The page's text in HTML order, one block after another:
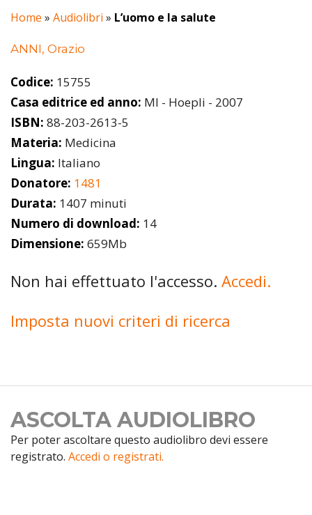
Home » Audiolibri » L’uomo e la salute
ANNI, Orazio
Codice: 15755
Casa editrice ed anno: MI - Hoepli - 2007
ISBN: 88-203-2613-5
Materia: Medicina
Lingua: Italiano
Donatore: 1481
Durata: 1407 minuti
Numero di download: 14
Dimensione: 659Mb
Non hai effettuato l'accesso. Accedi.
Imposta nuovi criteri di ricerca
ASCOLTA AUDIOLIBRO
Per poter ascoltare questo audiolibro devi essere
registrato. Accedi o registrati.